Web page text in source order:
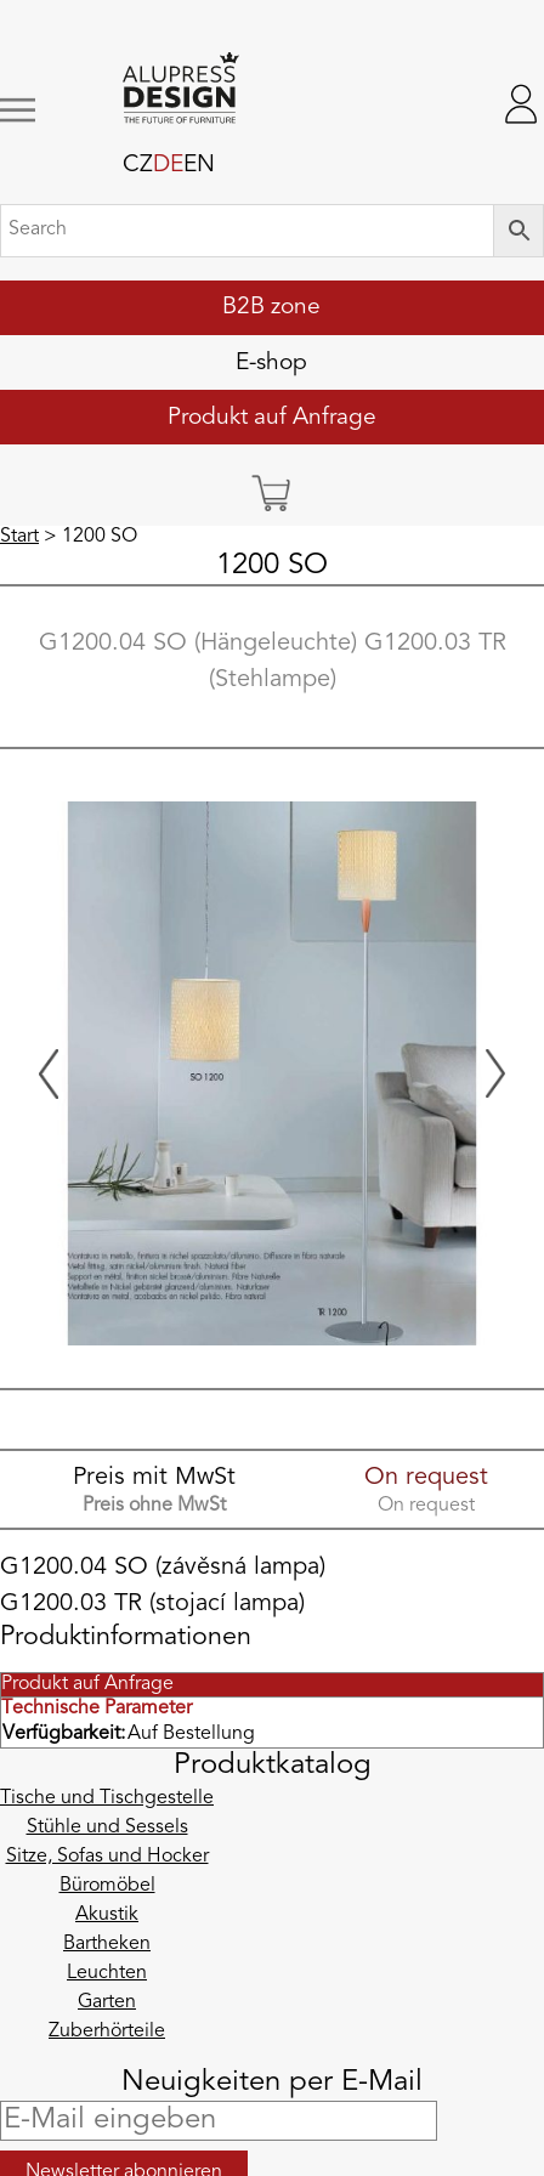
B2B zone
E-shop
Produkt auf Anfrage
CZDEEN
Start > 1200 SO
1200 SO
G1200.04 SO (Hängeleuchte) G1200.03 TR
(Stehlampe)
G1200.04 SO (závěsná lampa)
G1200.03 TR (stojací lampa)
Preis mit MwSt On request
Preis ohne MwSt On request
Produktinformationen
Technische Parameter
Produkt auf Anfrage
Verfügbarkeit:Auf Bestellung
Produktkatalog
Tische und Tischgestelle
Stühle und Sessels
Sitze, Sofas und Hocker
Büromöbel
Akustik
Bartheken
Leuchten
Garten
Zuberhörteile
Neuigkeiten per E-Mail